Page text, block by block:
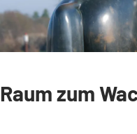
Raum zum